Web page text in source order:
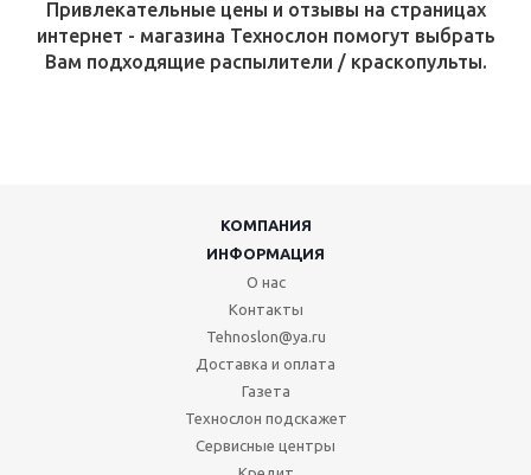
Привлекательные цены и отзывы на страницах
интернет - магазина Технослон помогут выбрать
Вам подходящие распылители / краскопульты.
КОМПАНИЯ
ИНФОРМАЦИЯ
О нас
Контакты
Tehnoslon@ya.ru
Доставка и оплата
Газета
Технослон подскажет
Сервисные центры